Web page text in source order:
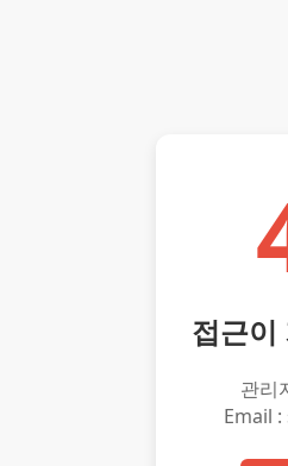
접근이
관리
Email